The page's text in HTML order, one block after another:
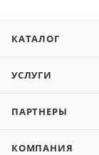
КАТАЛОГ
УСЛУГИ
ПАРТНЕРЫ
КОМПАНИЯ